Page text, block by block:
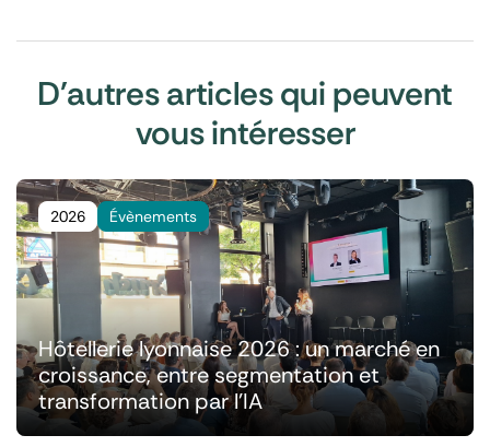
D'autres articles qui peuvent
vous intéresser
2026 Évènements
Hôtellerie lyonnaise 2026 : un marché en
croissance, entre segmentation et
transformation par l'IA